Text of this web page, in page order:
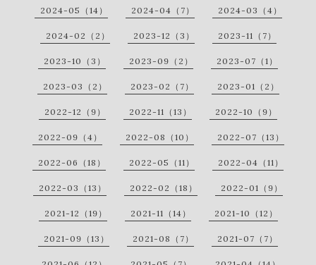
2024-05（14） 2024-04（7） 2024-03（4）
2024-02（2） 2023-12（3） 2023-11（7）
2023-10（3） 2023-09（2） 2023-07（1）
2023-03（2） 2023-02（7） 2023-01（2）
2022-12（9） 2022-11（13） 2022-10（9）
2022-09（4） 2022-08（10） 2022-07（13）
2022-06（18） 2022-05（11） 2022-04（11）
2022-03（13） 2022-02（18） 2022-01（9）
2021-12（19） 2021-11（14） 2021-10（12）
2021-09（13） 2021-08（7） 2021-07（7）